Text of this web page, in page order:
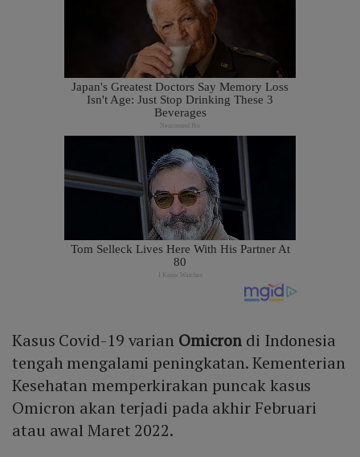
Kasus Covid-19 varian Omicron di Indonesia
tengah mengalami peningkatan. Kementerian
Kesehatan memperkirakan puncak kasus
Omicron akan terjadi pada akhir Februari
atau awal Maret 2022.